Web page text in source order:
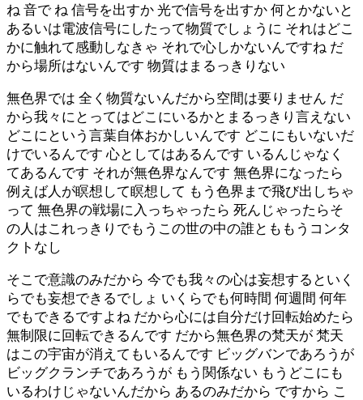
ね 音で ね 信号を出すか 光で信号を出すか 何とかないと
あるいは電波信号にしたって物質でしょうに それはどこ
かに触れて感動しなきゃ それで心しかないんですね だ
から場所はないんです 物質はまるっきりない
無色界では 全く物質ないんだから空間は要りません だ
から我々にとってはどこにいるかとまるっきり言えない
どこにという言葉自体おかしいんです どこにもいないだ
けでいるんです 心としてはあるんです いるんじゃなく
てあるんです それが無色界なんです 無色界になったら
例えば人が瞑想して瞑想して もう色界まで飛び出しちゃ
って 無色界の戦場に入っちゃったら 死んじゃったらそ
の人はこれっきりでもうこの世の中の誰とももうコンタ
クトなし
そこで意識のみだから 今でも我々の心は妄想するといく
らでも妄想できるでしょ いくらでも何時間 何週間 何年
でもできるですよね だから心には自分だけ回転始めたら
無制限に回転できるんです だから無色界の梵天が 梵天
はこの宇宙が消えてもいるんです ビッグバンであろうが
ビッグクランチであろうが もう関係ない もうどこにも
いるわけじゃないんだから あるのみだから ですから こ